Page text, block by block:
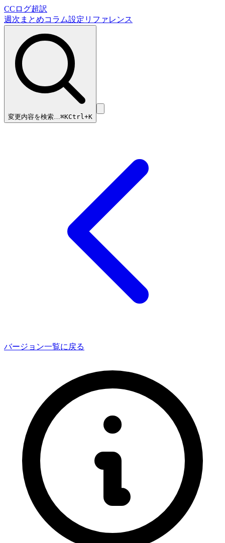
CCログ超訳
週次まとめコラム設定リファレンス
変更内容を検索…⌘KCtrl+K
バージョン一覧に戻る